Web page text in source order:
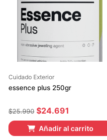
Cuidado Exterior
essence plus 250gr
$25.990 El
precio
original
$24.691
precio
actual
Añadir al carrito